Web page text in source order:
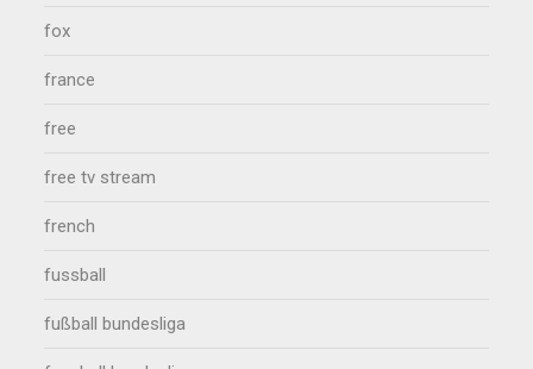
fox
france
free
free tv stream
french
fussball
fußball bundesliga